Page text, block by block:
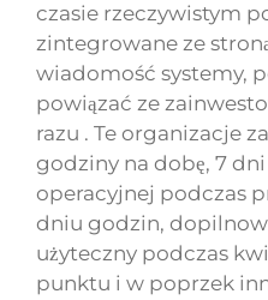
czasie rzeczywistym
zintegrowane ze
wiadomość systemy,
powiązać ze
razu . Te organizacje
godziny na dobę, 7
operacyjnej podczas
dniu godzin,
użyteczny podczas
punktu i w poprzek